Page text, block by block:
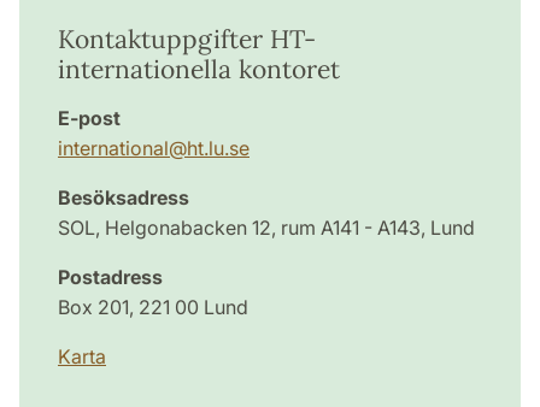
Kontaktuppgifter HT-
internationella kontoret
E-post
international@ht.lu.se
Besöksadress
SOL, Helgonabacken 12, rum A141 - A143, Lund
Postadress
Box 201, 221 00 Lund
Karta